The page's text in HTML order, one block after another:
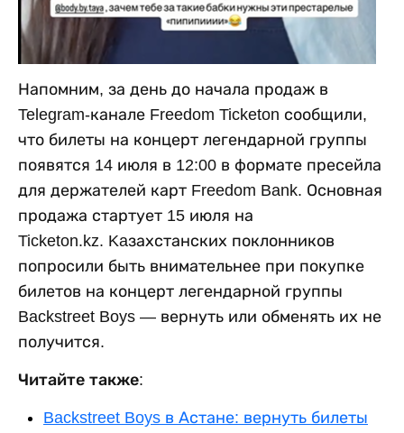
Напомним, за день до начала продаж в
Telegram-канале Freedom Ticketon сообщили,
что билеты на концерт легендарной группы
появятся 14 июля в 12:00 в формате пресейла
для держателей карт Freedom Bank. Основная
продажа стартует 15 июля на
Ticketon.kz. Kaзахстанских поклонников
попросили быть внимательнее при покупке
билетов на концерт легендарной группы
Backstreet Boys — вернуть или обменять их не
получится.
Читайте также:
Backstreet Boys в Астане: вернуть билеты